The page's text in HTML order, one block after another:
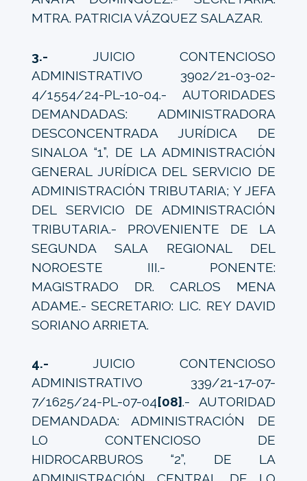
MTRA. PATRICIA VÁZQUEZ SALAZAR.
3.- JUICIO CONTENCIOSO
ADMINISTRATIVO 3902/21-03-02-
4/1554/24-PL-10-04.- AUTORIDADES
DEMANDADAS: ADMINISTRADORA
DESCONCENTRADA JURÍDICA DE
SINALOA “1”, DE LA ADMINISTRACIÓN
GENERAL JURÍDICA DEL SERVICIO DE
ADMINISTRACIÓN TRIBUTARIA; Y JEFA
DEL SERVICIO DE ADMINISTRACIÓN
TRIBUTARIA.- PROVENIENTE DE LA
SEGUNDA SALA REGIONAL DEL
NOROESTE III.- PONENTE:
MAGISTRADO DR. CARLOS MENA
ADAME.- SECRETARIO: LIC. REY DAVID
SORIANO ARRIETA.
4.- JUICIO CONTENCIOSO
ADMINISTRATIVO 339/21-17-07-
7/1625/24-PL-07-04[08].- AUTORIDAD
DEMANDADA: ADMINISTRACIÓN DE
LO CONTENCIOSO DE
HIDROCARBUROS “2”, DE LA